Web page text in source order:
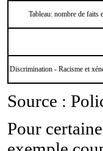
Tableau: nombre de faits
Discrimination - Racisme et
Source :
Pour